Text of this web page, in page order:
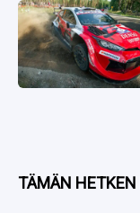
TÄMÄN